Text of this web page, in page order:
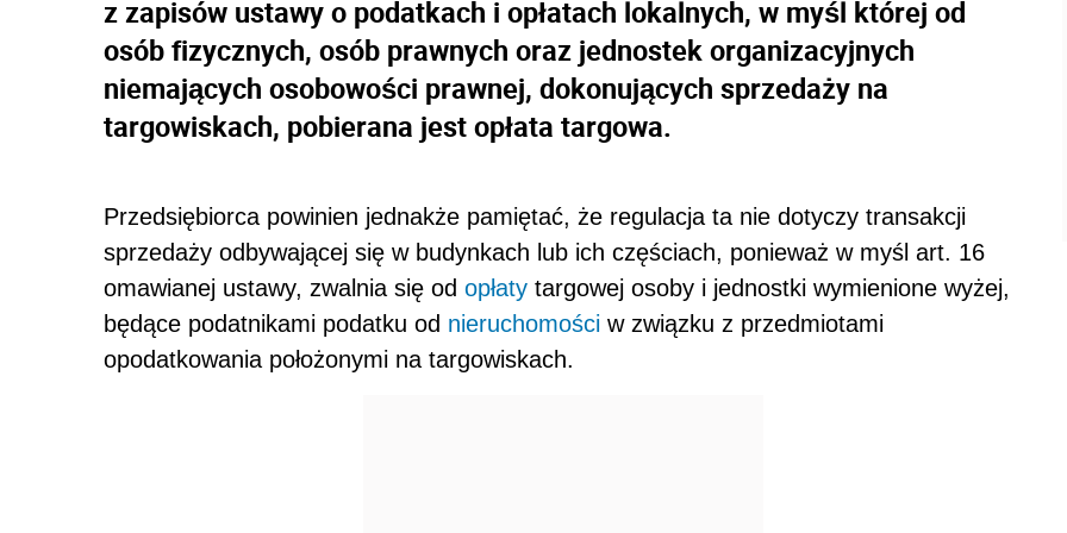
z zapisów ustawy o podatkach i opłatach lokalnych, w myśl której od
osób fizycznych, osób prawnych oraz jednostek organizacyjnych
niemających osobowości prawnej, dokonujących sprzedaży na
targowiskach, pobierana jest opłata targowa.
Przedsiębiorca powinien jednakże pamiętać, że regulacja ta nie dotyczy transakcji
sprzedaży odbywającej się w budynkach lub ich częściach, ponieważ w myśl art. 16
omawianej ustawy, zwalnia się od opłaty targowej osoby i jednostki wymienione wyżej,
będące podatnikami podatku od nieruchomości w związku z przedmiotami
opodatkowania położonymi na targowiskach.